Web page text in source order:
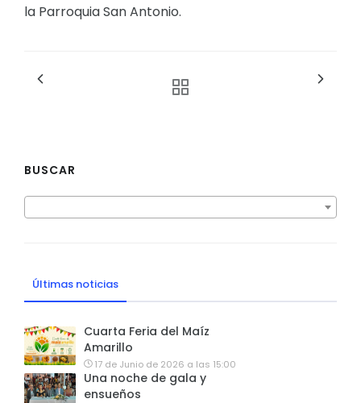
la Parroquia San Antonio.
BUSCAR
Últimas noticias
Cuarta Feria del Maíz
Amarillo
17 de Junio de 2026 a las 15:00
Una noche de gala y
ensueños